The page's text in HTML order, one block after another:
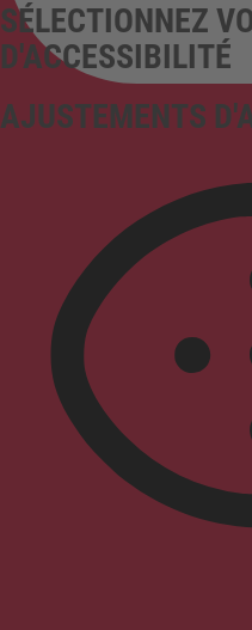
AJUSTEMENTS
SÉLECTIONNEZ
D'ACCESSIBILITÉ